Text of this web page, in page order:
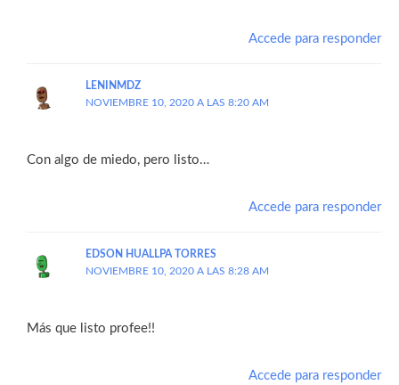
Accede para responder
LENINMDZ
NOVIEMBRE 10, 2020 A LAS 8:20 AM
Con algo de miedo, pero listo…
Accede para responder
EDSON HUALLPA TORRES
NOVIEMBRE 10, 2020 A LAS 8:28 AM
Más que listo profee!!
Accede para responder